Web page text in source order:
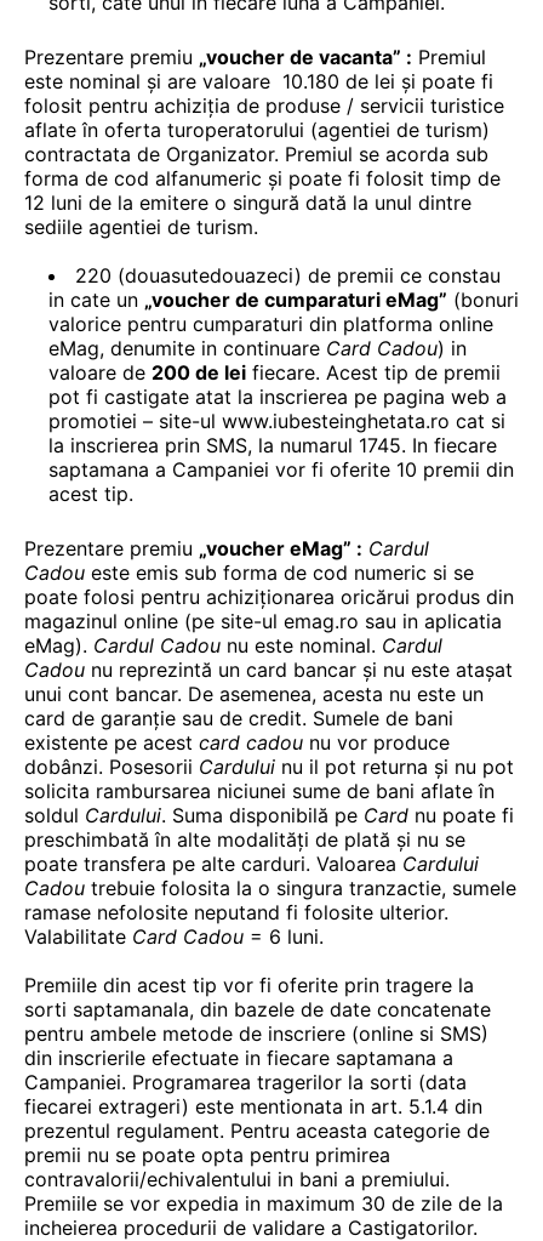
Prezentare premiu „voucher de vacanta” : Premiul
este nominal și are valoare 10.180 de lei și poate fi
folosit pentru achiziția de produse / servicii turistice
aflate în oferta turoperatorului (agentiei de turism)
contractata de Organizator. Premiul se acorda sub
forma de cod alfanumeric și poate fi folosit timp de
12 luni de la emitere o singură dată la unul dintre
sediile agentiei de turism.
220 (douasutedouazeci) de premii ce constau
in cate un „voucher de cumparaturi eMag” (bonuri
valorice pentru cumparaturi din platforma online
eMag, denumite in continuare Card Cadou) in
valoare de 200 de lei fiecare. Acest tip de premii
pot fi castigate atat la inscrierea pe pagina web a
promotiei – site-ul www.iubesteinghetata.ro cat si
la inscrierea prin SMS, la numarul 1745. In fiecare
saptamana a Campaniei vor fi oferite 10 premii din
acest tip.
Prezentare premiu „voucher eMag” : Cardul
Cadou este emis sub forma de cod numeric si se
poate folosi pentru achiziționarea oricărui produs din
magazinul online (pe site-ul emag.ro sau in aplicatia
eMag). Cardul Cadou nu este nominal. Cardul
Cadou nu reprezintă un card bancar și nu este atașat
unui cont bancar. De asemenea, acesta nu este un
card de garanție sau de credit. Sumele de bani
existente pe acest card cadou nu vor produce
dobânzi. Posesorii Cardului nu il pot returna și nu pot
solicita rambursarea niciunei sume de bani aflate în
soldul Cardului. Suma disponibilă pe Card nu poate fi
preschimbată în alte modalități de plată și nu se
poate transfera pe alte carduri. Valoarea Cardului
Cadou trebuie folosita la o singura tranzactie, sumele
ramase nefolosite neputand fi folosite ulterior.
Valabilitate Card Cadou = 6 luni.
Premiile din acest tip vor fi oferite prin tragere la
sorti saptamanala, din bazele de date concatenate
pentru ambele metode de inscriere (online si SMS)
din inscrierile efectuate in fiecare saptamana a
Campaniei. Programarea tragerilor la sorti (data
fiecarei extrageri) este mentionata in art. 5.1.4 din
prezentul regulament. Pentru aceasta categorie de
premii nu se poate opta pentru primirea
contravalorii/echivalentului in bani a premiului.
Premiile se vor expedia in maximum 30 de zile de la
incheierea procedurii de validare a Castigatorilor.